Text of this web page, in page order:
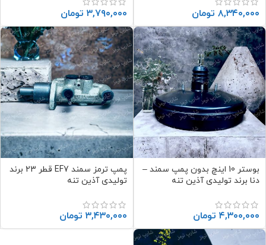
۸,۳۴۰,۰۰۰ تومان ۳,۷۹۰,۰۰۰ تومان
بوستر 10 اینچ بدون پمپ سمند –
دنا برند تولیدی آذین تنه
۴,۳۰۰,۰۰۰ تومان
پمپ ترمز سمند EF7 قطر 23 برند
تولیدی آذین تنه
۳,۴۳۰,۰۰۰ تومان